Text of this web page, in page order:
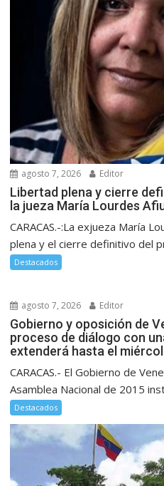
agosto 7, 2026 Editor
Libertad plena y cierre
la jueza María Lourdes
CARACAS.-:La exjueza María
plena y el cierre definitivo del
Destacados
agosto 7, 2026 Editor
Gobierno y oposición de
proceso de diálogo con
extenderá hasta el
CARACAS.- El Gobierno de
Asamblea Nacional de 2015
Destacados